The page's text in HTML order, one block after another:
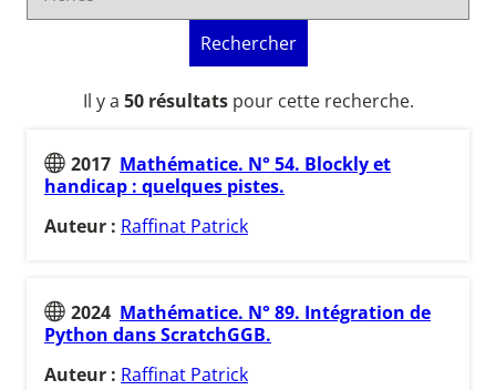
Rechercher
Il y a 50 résultatspour cette recherche.
2017 Mathématice. N° 54. Blockly et
handicap : quelques pistes.
Auteur : Raffinat Patrick
2024 Mathématice. N° 89. Intégration de
Python dans ScratchGGB.
Auteur : Raffinat Patrick